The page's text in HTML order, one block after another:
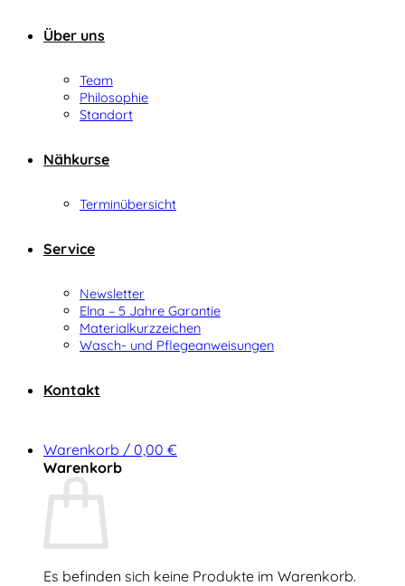
Über uns
Team
Philosophie
Standort
Nähkurse
Terminübersicht
Service
Newsletter
Elna – 5 Jahre Garantie
Materialkurzzeichen
Wasch- und Pflegeanweisungen
Kontakt
Warenkorb / 0,00 €
Warenkorb
Es befinden sich keine Produkte im Warenkorb.